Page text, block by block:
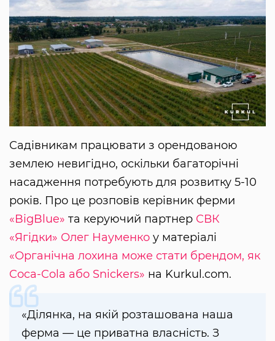
Садівникам працювати з орендованою
землею невигідно, оскільки багаторічні
насадження потребують для розвитку 5-10
років. Про це розповів керівник ферми
«BigBlue» та керуючий партнер СВК
«Ягідки» Олег Науменко у матеріалі
«Органічна лохина може стати брендом, як
Coca-Cola або Snickers» на Kurkul.com.
«Ділянка, на якій розташована наша
ферма — це приватна власність. З